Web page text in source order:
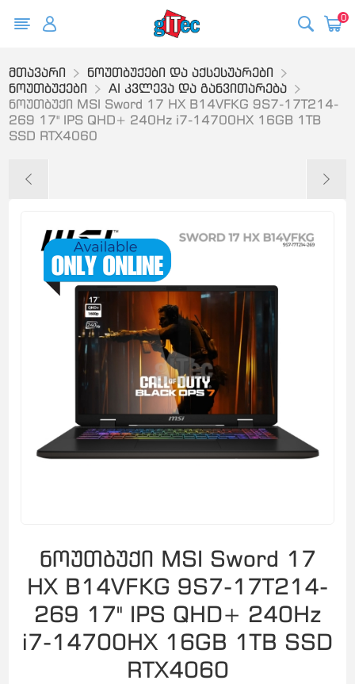
0
მთავარი
ნოუთბუქები და აქსესუარები
ნოუთბუქები
AI კვლევა და განვითარება
ნოუთბუქი MSI Sword 17 HX B14VFKG 9S7-17T214-
269 17" IPS QHD+ 240Hz i7-14700HX 16GB 1TB
SSD RTX4060
ნოუთბუქი MSI Sword 17
HX B14VFKG 9S7-17T214-
269 17" IPS QHD+ 240Hz
i7-14700HX 16GB 1TB SSD
RTX4060